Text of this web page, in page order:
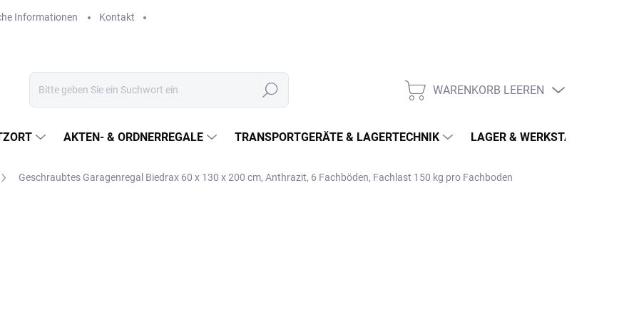
Informationen Kontakt
Suchen WARENKORB
WARENKORB LEEREN
AKTEN- & ORDNERREGALE TRANSPORTGERÄTE & LAGERTECHNIK LAGER & WERKSTATT
Geschraubtes Garagenregal Biedrax 60 x 130 x 200 cm, Anthrazit, 6 Fachböden, Fachlast 150 kg pro Fachboden